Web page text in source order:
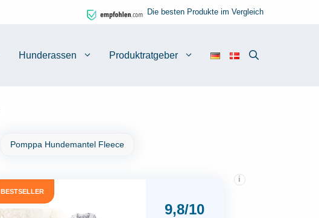
Die besten Produkte im Vergleich
Hunderassen Produktratgeber
Pomppa Hundemantel Fleece
BESTSELLER
9,8/10
i